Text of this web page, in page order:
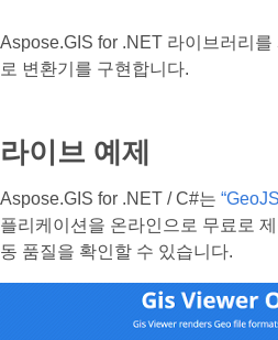
Aspose.GIS for .NET 라이브러리
로 변환기를 구현합니다.
라이브 예제
Aspose.GIS for .NET / C#는
플리케이션을 온라인으로 무료로
동 품질을 확인할 수 있습니다.